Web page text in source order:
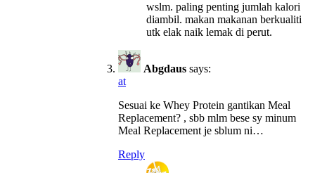
wslm. paling penting jumlah kalori
diambil. makan makanan berkualiti
utk elak naik lemak di perut.
Abgdaus says:
at
Sesuai ke Whey Protein gantikan Meal
Replacement? , sbb mlm bese sy minum
Meal Replacement je sblum ni…
Reply